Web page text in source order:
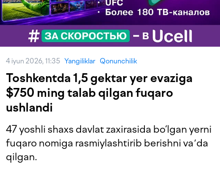
4 iyun 2026, 11:35 Yangiliklar Qonunchilik
Toshkentda 1,5 gektar yer evaziga
$750 ming talab qilgan fuqaro
ushlandi
47 yoshli shaxs davlat zaxirasida bo‘lgan yerni
fuqaro nomiga rasmiylashtirib berishni vaʼda
qilgan.